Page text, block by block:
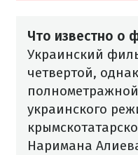
Что известно о
Украинский
четвертой,
украинского
Наримана